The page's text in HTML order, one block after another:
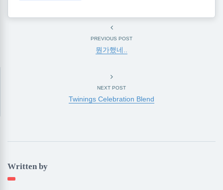
PREVIOUS POST
뭔가했네..
NEXT POST
Twinings Celebration Blend
Written by